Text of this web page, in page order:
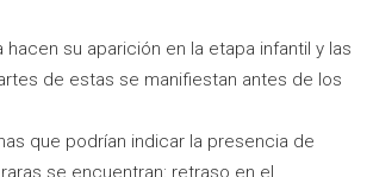
hacen su aparición en la etapa infantil y las
de estas se manifiestan antes de los
que podrían indicar la presencia de
se encuentran: retraso en el